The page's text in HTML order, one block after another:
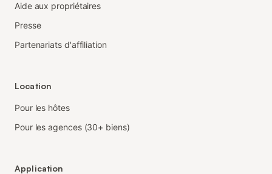
Aide aux propriétaires
Presse
Partenariats d'affiliation
Location
Pour les hôtes
Pour les agences (30+ biens)
Application